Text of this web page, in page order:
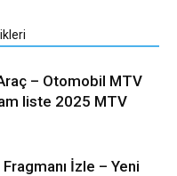
– Otomobil MTV
liste 2025 MTV
İzle – Yeni